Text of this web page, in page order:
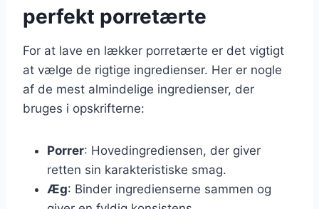
perfekt porretærte
For at lave en lækker porretærte er det vigtigt
at vælge de rigtige ingredienser. Her er nogle
af de mest almindelige ingredienser, der
bruges i opskrifterne:
Porrer: Hovedingrediensen, der giver
retten sin karakteristiske smag.
Æg: Binder ingredienserne sammen og